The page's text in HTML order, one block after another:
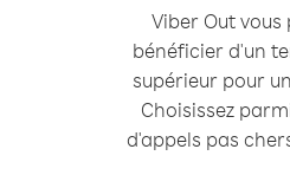
Viber Out vous
bénéficier d'un
supérieur pour
Choisissez
d'appels pas